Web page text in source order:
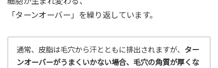
「ターンオーバー」を繰り返しています。
通常、皮脂は毛穴から汗とともに排出されますが、 ター
ンオーバーがうまくいかない場合、毛穴の角質が厚くな